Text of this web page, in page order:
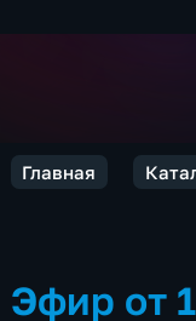
Главная
Эфир от